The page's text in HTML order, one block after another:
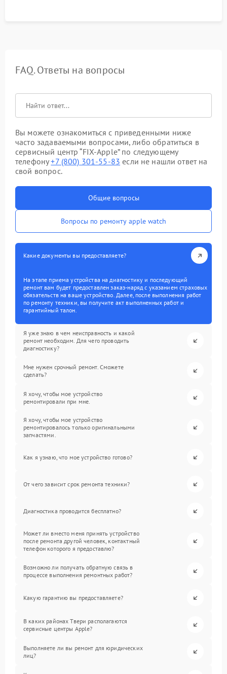
FAQ. Ответы на вопросы
Вы можете ознакомиться с приведенными ниже
часто задаваемыми вопросами, либо обратиться в
сервисный центр “FIX-Apple” по следующему
телефону+7 (800) 301-55-83 если не нашли ответ на
свой вопрос.
Общие вопросы
Вопросы по ремонту apple watch
Какие документы вы предоставляете?
На этапе приема устройства на диагностику и последующий
ремонт вам будет предоставлен заказ-наряд с указанием страховых
обязательств на ваше устройство. Далее, после выполнения работ
по ремонту техники, вы получите акт выполненных работ и
гарантийный талон.
Я уже знаю в чем неисправность и какой
ремонт необходим. Для чего проводить
диагностику?
Мне нужен срочный ремонт. Сможете
сделать?
Я хочу, чтобы мое устройство
ремонтировали при мне.
Я хочу, чтобы мое устройство
ремонтировалось только оригинальными
запчастями.
Как я узнаю, что мое устройство готово?
От чего зависит срок ремонта техники?
Диагностика проводится бесплатно?
Может ли вместо меня принять устройство
после ремонта другой человек, контактный
телефон которого я предоставлю?
Возможно ли получать обратную связь в
процессе выполнения ремонтных работ?
Какую гарантию вы предоставляете?
В каких районах Твери располагаются
сервисные центры Apple?
Выполняете ли вы ремонт для юридических
лиц?